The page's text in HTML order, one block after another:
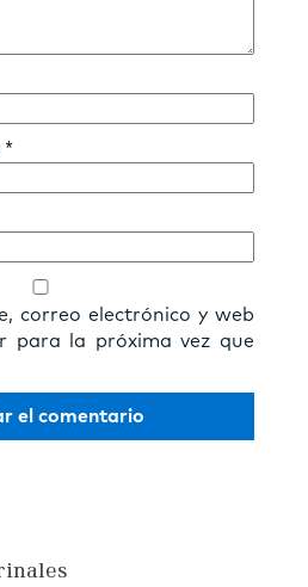
*
correo electrónico y web
para la próxima vez que